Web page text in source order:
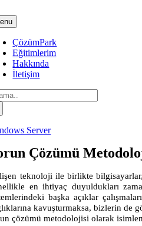
to
content
ÇözümPark
Eğitimlerim
Hakkında
İletişim
Server
Çözümü
teknoloji ile birlikte bilgisayarlar,
en ihtiyaç duyuldukları
başka açıklar
kavuşturmaksa, bizlerin de
çözümü metodolojisi olarak